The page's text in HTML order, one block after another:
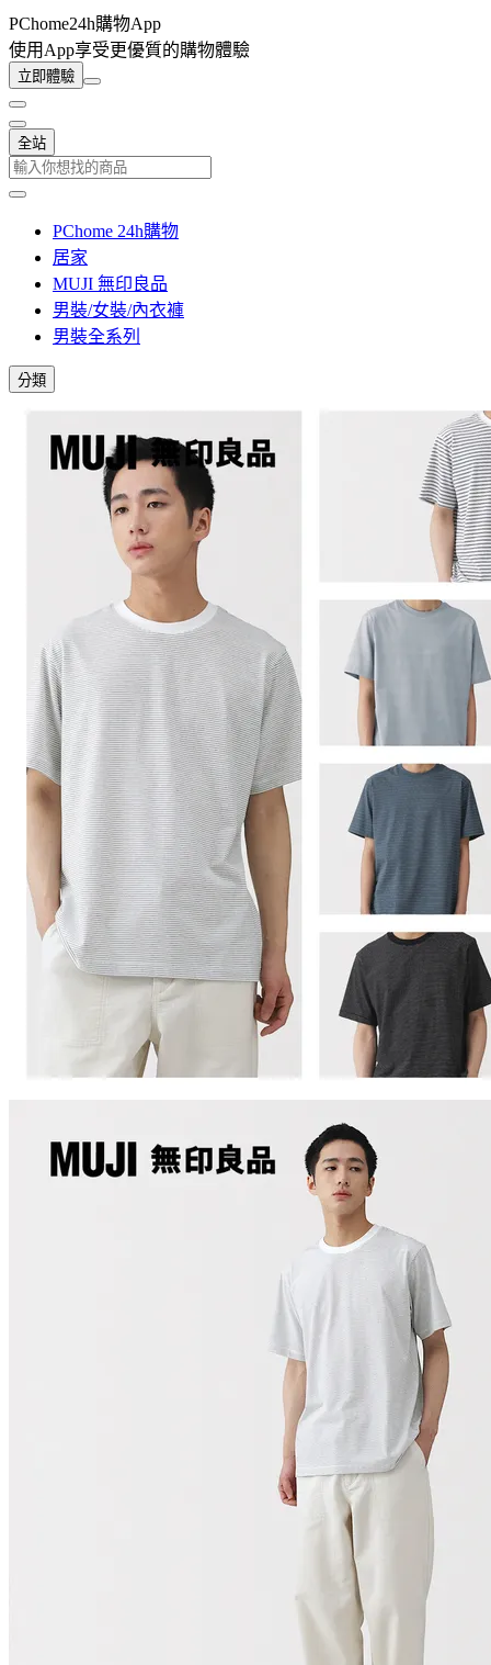
PChome24h購物App
使用App享受更優質的購物體驗
立即體驗
全站
PChome 24h購物
居家
MUJI 無印良品
男裝/女裝/內衣褲
男裝全系列
分類